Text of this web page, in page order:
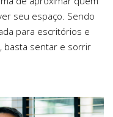
seu espaço. Sendo
para escritórios e
basta sentar e sorrir